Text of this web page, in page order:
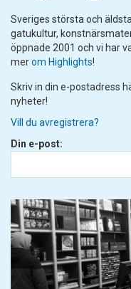
Sveriges största och
gatukultur,
öppnade 2001 och vi har
merom Highlights!
Skriv in din e-postadress
nyheter!
Vill du avregistrera?
Din e-post: